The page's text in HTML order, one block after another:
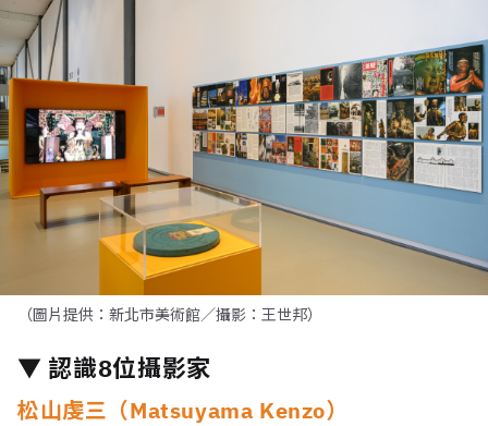
（圖片提供：新北市美術館／攝影：王世邦）
▼ 認識8位攝影家
松山虔三（Matsuyama Kenzo）